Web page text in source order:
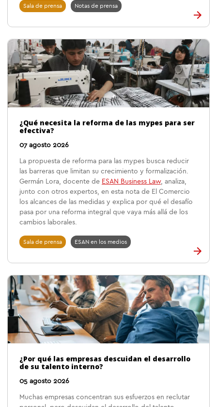
Sala de prensa Notas de prensa
¿Qué necesita la reforma de las mypes para ser
efectiva?
07 agosto 2026
La propuesta de reforma para las mypes busca reducir
las barreras que limitan su crecimiento y formalización.
Germán Lora, docente de ESAN Business Law, analiza,
junto con otros expertos, en esta nota de El Comercio
los alcances de las medidas y explica por qué el desafío
pasa por una reforma integral que vaya más allá de los
cambios laborales.
Sala de prensa ESAN en los medios
¿Por qué las empresas descuidan el desarrollo
de su talento interno?
05 agosto 2026
Muchas empresas concentran sus esfuerzos en reclutar